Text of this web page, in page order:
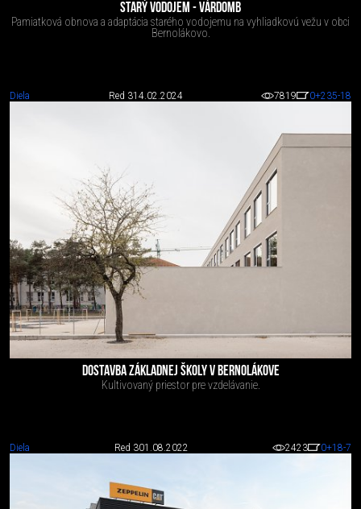
STARÝ VODOJEM - VÁRDOMB
Pamiatková obnova a adaptácia starého vodojemu na vyhliadkovú vežu v obci
Bernolákovo.
Diela Red 314.02.2024 7819 0+235-18
DOSTAVBA ZÁKLADNEJ ŠKOLY V BERNOLÁKOVE
Kultivovaný priestor pre vzdelávanie.
Diela Red 301.08.2022 2423 0+18-7